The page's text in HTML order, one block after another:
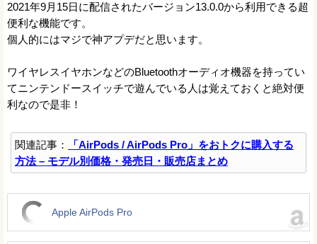
2021年9月15日に配信されたバージョン13.0.0から利用できる超
便利な機能です。
個人的にはマジで神アプデだと思います。
ワイヤレスイヤホンなどのBluetoothオーディオ機器を持ってい
てニンテンドースイッチで遊んでいる人は覚えておくと絶対便
利なので是非！
関連記事：
「AirPods / AirPods Pro」をおトクに購入する
方法 – モデル別価格・発売日・販売店まとめ
Apple AirPods Pro